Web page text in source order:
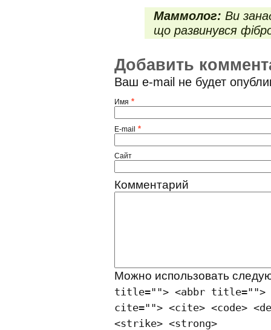
Маммолог: Ви
що развинувся
Добавить
Ваш e-mail не будет
Имя *
E-mail *
Сайт
Комментарий
Можно использовать
title=""> <abbr title="">
cite=""> <cite> <code>
<strike> <strong>